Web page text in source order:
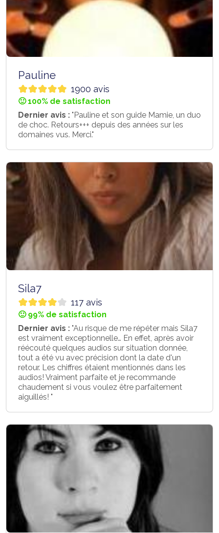
Pauline
1900 avis
🙂 100% de satisfaction
Dernier avis : "Pauline et son guide Mamie, un duo
de choc. Retours+++ depuis des années sur les
domaines vus. Merci."
Sila7
117 avis
🙂 99% de satisfaction
Dernier avis : "Au risque de me répéter mais Sila7
est vraiment exceptionnelle… En effet, après avoir
réécouté quelques audios sur situation donnée,
tout a été vu avec précision dont la date d'un
retour. Les chiffres étaient mentionnés dans les
audios! Vraiment parfaite et je recommande
chaudement si vous voulez être parfaitement
aiguillés! "